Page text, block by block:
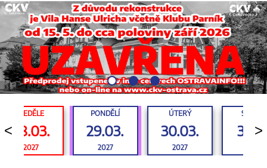
<
NEDĚLE
28.03.
2027
PONDĚLÍ
29.03.
2027
ÚTERÝ
30.03.
2027
>